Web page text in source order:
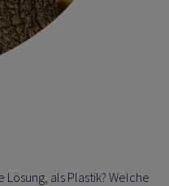
als Plastik? Welche